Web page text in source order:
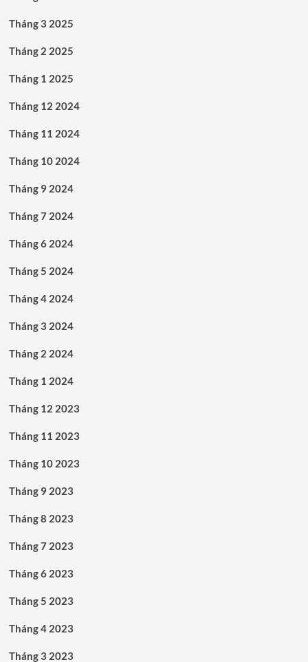
Tháng 3 2025
Tháng 2 2025
Tháng 1 2025
Tháng 12 2024
Tháng 11 2024
Tháng 10 2024
Tháng 9 2024
Tháng 7 2024
Tháng 6 2024
Tháng 5 2024
Tháng 4 2024
Tháng 3 2024
Tháng 2 2024
Tháng 1 2024
Tháng 12 2023
Tháng 11 2023
Tháng 10 2023
Tháng 9 2023
Tháng 8 2023
Tháng 7 2023
Tháng 6 2023
Tháng 5 2023
Tháng 4 2023
Tháng 3 2023